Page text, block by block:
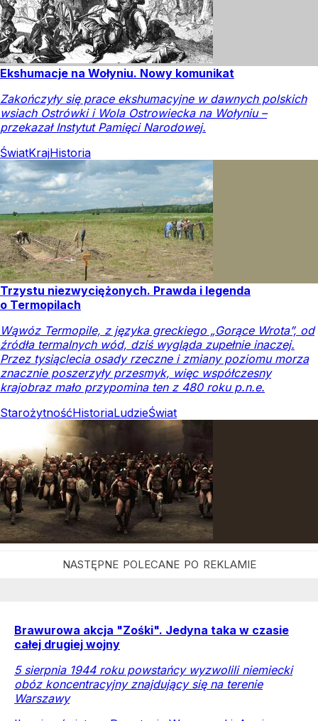
Ekshumacje na Wołyniu. Nowy komunikat
Zakończyły się prace ekshumacyjne w dawnych polskich
wsiach Ostrówki i Wola Ostrowiecka na Wołyniu –
przekazał Instytut Pamięci Narodowej.
ŚwiatKrajHistoria
Trzystu niezwyciężonych. Prawda i legenda
o Termopilach
Wąwóz Termopile, z języka greckiego „Gorące Wrota”, od
źródła termalnych wód, dziś wygląda zupełnie inaczej.
Przez tysiąclecia osady rzeczne i zmiany poziomu morza
znacznie poszerzyły przesmyk, więc współczesny
krajobraz mało przypomina ten z 480 roku p.n.e.
StarożytnośćHistoriaLudzieŚwiat
Brawurowa akcja "Zośki". Jedyna taka w czasie
całej drugiej wojny
5 sierpnia 1944 roku powstańcy wyzwolili niemiecki
obóz koncentracyjny znajdujący się na terenie
Warszawy